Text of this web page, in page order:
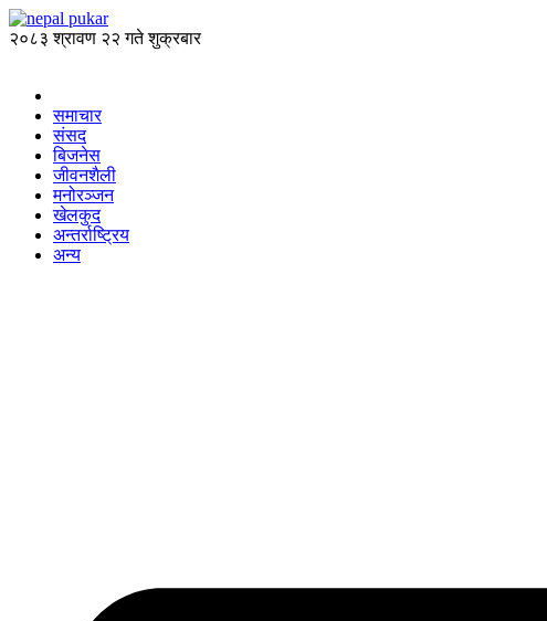
२०८३ श्रावण २२ गते शुक्रबार
समाचार
संसद
बिजनेस
जीवनशैली
मनोरञ्जन
खेलकुद
अन्तर्राष्ट्रिय
अन्य